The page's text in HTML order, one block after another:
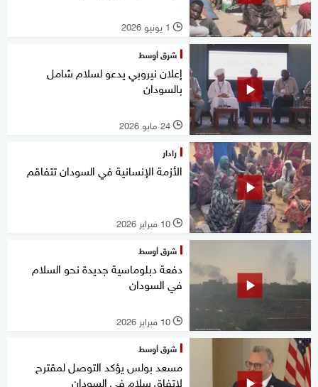
l 1 يونيو 2026
شرق أوسط
إعلان نيروبي يدعو لسلام شامل
بالسودان
l 24 مايو 2026
رادار
الأزمة الإنسانية في السودان تتفاقم
l 10 فبراير 2026
شرق أوسط
دفعة دبلوماسية جديدة نحو السلام
في السودان
l 10 فبراير 2026
شرق أوسط
مسعد بولس يؤكد التوصل لمقترح
لاتفاق سلام في السودان